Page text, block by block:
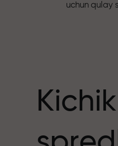
uchun qulay
qadriyatlarni
savdo
Kichik